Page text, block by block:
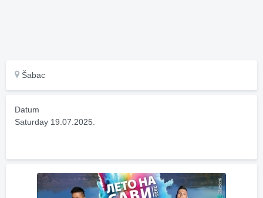
Šabac
Datum
Saturday 19.07.2025.